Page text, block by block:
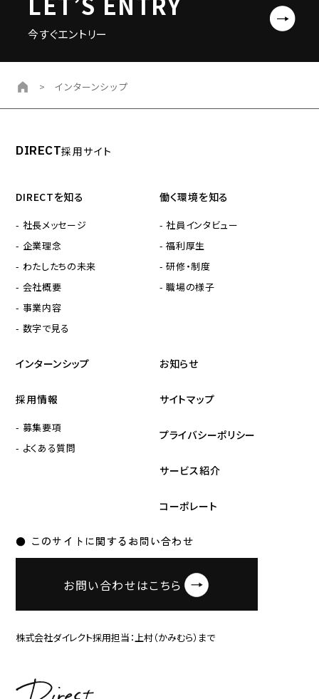
今すぐエントリー
> インターンシップ
DIRECT採用サイト
DIRECTを知る
- 社長メッセージ
- 企業理念
- わたしたちの未来
- 会社概要
- 事業内容
- 数字で見る
働く環境を知る
- 社員インタビュー
- 福利厚生
- 研修・制度
- 職場の様子
インターンシップ お知らせ
採用情報
- 募集要項
- よくある質問
サイトマップ
プライバシーポリシー
サービス紹介
コーポレート
● このサイトに関するお問い合わせ
お問い合わせはこちら
株式会社ダイレクト採用担当：上村（かみむら）まで